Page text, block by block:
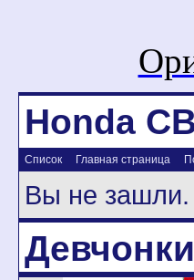
Honda
Список Главная страница
Вы не зашли.